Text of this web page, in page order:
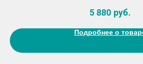
песок 10Вт
5 880 руб.
Подробнее о